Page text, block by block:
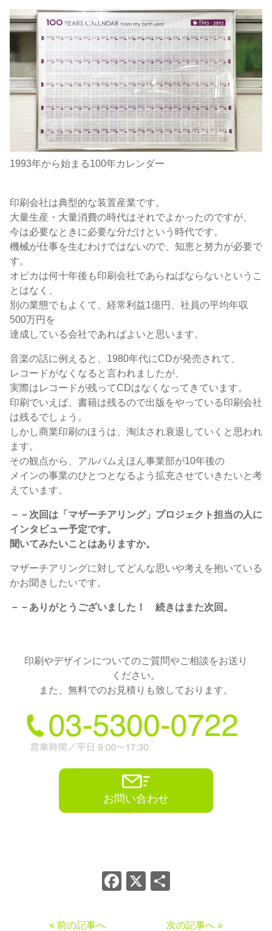
1993年から始まる100年カレンダー
印刷会社は典型的な装置産業です。
大量生産・大量消費の時代はそれでよかったのですが、
今は必要なときに必要な分だけという時代です。
機械が仕事を生むわけではないので、知恵と努力が必要で
す。
オピカは何十年後も印刷会社であらねばならないというこ
とはなく、
別の業態でもよくて、経常利益1億円、社員の平均年収
500万円を
達成している会社であればよいと思います。
音楽の話に例えると、1980年代にCDが発売されて、
レコードがなくなると言われましたが、
実際はレコードが残ってCDはなくなってきています。
印刷でいえば、書籍は残るので出版をやっている印刷会社
は残るでしょう。
しかし商業印刷のほうは、淘汰され衰退していくと思われ
ます。
その観点から、アルバムえほん事業部が10年後の
メインの事業のひとつとなるよう拡充させていきたいと考
えています。
－－次回は「マザーチアリング」プロジェクト担当の人に
インタビュー予定です。
聞いてみたいことはありますか。
マザーチアリングに対してどんな思いや考えを抱いている
かお聞きしたいです。
－－ありがとうございました！ 続きはまた次回。
印刷やデザインについてのご質問やご相談をお送り
ください。
また、無料でのお見積りも致しております。
お問い合わせ
Facebook
X
« 前の記事へ 次の記事へ »